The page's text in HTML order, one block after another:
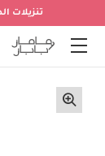
تنزيلات